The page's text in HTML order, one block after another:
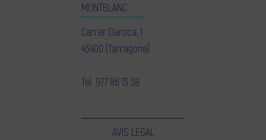
MONTBLANC
Carrer Daroca, 1
43400 (Tarragona)
Tel. 977 86 13 38
AVÍS LEGAL